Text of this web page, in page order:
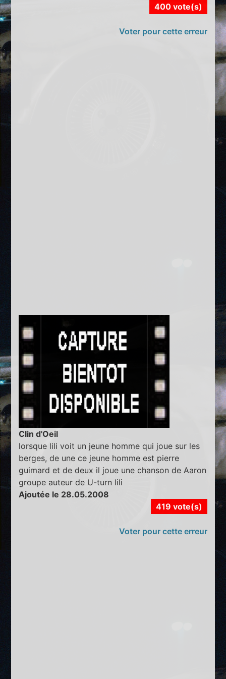
400 vote(s)
Voter pour cette erreur
Clin d'Oeil
lorsque lili voit un jeune homme qui joue sur les
berges, de une ce jeune homme est pierre
guimard et de deux il joue une chanson de Aaron
groupe auteur de U-turn lili
Ajoutée le 28.05.2008
419 vote(s)
Voter pour cette erreur